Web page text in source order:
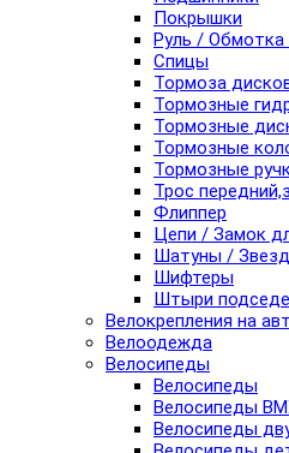
Покрышки
Руль /
Спицы
Тормоза
Тормозные
Тормозные
Тормозные
Тормозные
Трос
Флиппер
Цепи / Замок
Шатуны /
Шифтеры
Штыри
Велокрепления на
Велоодежда
Велосипеды
Велосипеды
Велосипеды
Велосипеды